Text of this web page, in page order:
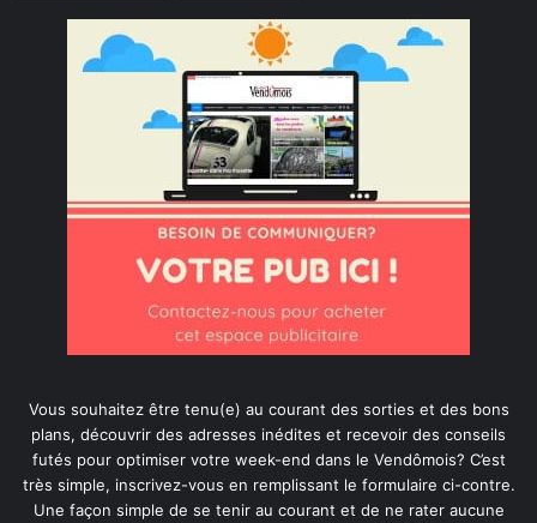
Vous souhaitez être tenu(e) au courant des sorties et des bons
plans, découvrir des adresses inédites et recevoir des conseils
futés pour optimiser votre week-end dans le Vendômois? C’est
très simple, inscrivez-vous en remplissant le formulaire ci-contre.
Une façon simple de se tenir au courant et de ne rater aucune